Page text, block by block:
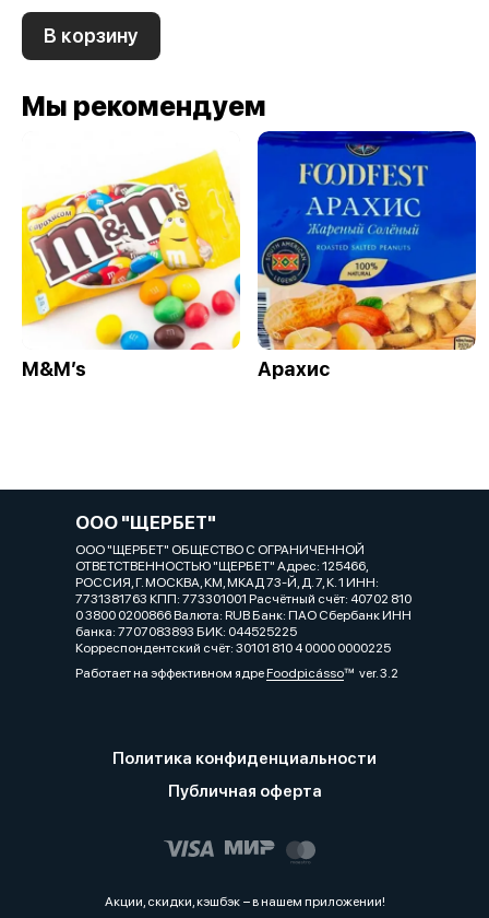
В корзину
Мы рекомендуем
M&M’s Арахис
ООО "ЩЕРБЕТ"
ООО "ЩЕРБЕТ" ОБЩЕСТВО С ОГРАНИЧЕННОЙ
ОТВЕТСТВЕННОСТЬЮ "ЩЕРБЕТ" Адрес: 125466,
РОССИЯ, Г. МОСКВА, КМ, МКАД 73-Й, Д. 7, К. 1 ИНН:
7731381763 КПП: 773301001 Расчётный счёт: 40702 810
0 3800 0200866 Валюта: RUB Банк: ПАО Сбербанк ИНН
банка: 7707083893 БИК: 044525225
Корреспондентский счёт: 30101 810 4 0000 0000225
Работает на эффективном ядреFoodpicássover. 3.2
Политика конфиденциальности
Публичная оферта
Акции, скидки, кэшбэк − в нашем приложении!